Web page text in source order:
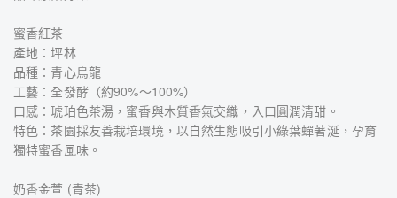
蜜香紅茶
產地：坪林
品種：青心烏龍
工藝：全發酵（約90%～100%）
口感：琥珀色茶湯，蜜香與木質香氣交織，入口圓潤清甜。
特色：茶園採友善栽培環境，以自然生態吸引小綠葉蟬著涎，孕育
獨特蜜香風味。
奶香金萱 (青茶)